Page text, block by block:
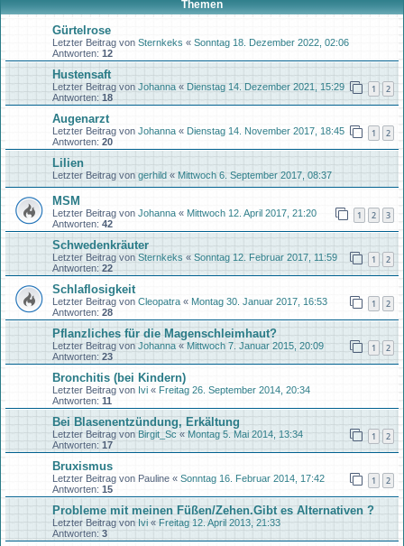
Themen
Gürtelrose
Letzter Beitrag von Sternkeks « Sonntag 18. Dezember 2022, 02:06
Antworten: 12
Hustensaft
Letzter Beitrag von Johanna « Dienstag 14. Dezember 2021, 15:29
Antworten: 18
1 2
Augenarzt
Letzter Beitrag von Johanna « Dienstag 14. November 2017, 18:45
Antworten: 20
1 2
Lilien
Letzter Beitrag von gerhild « Mittwoch 6. September 2017, 08:37
MSM
Letzter Beitrag von Johanna « Mittwoch 12. April 2017, 21:20
Antworten: 42
1 2 3
Schwedenkräuter
Letzter Beitrag von Sternkeks « Sonntag 12. Februar 2017, 11:59
Antworten: 22
1 2
Schlaflosigkeit
Letzter Beitrag von Cleopatra « Montag 30. Januar 2017, 16:53
Antworten: 28
1 2
Pflanzliches für die Magenschleimhaut?
Letzter Beitrag von Johanna « Mittwoch 7. Januar 2015, 20:09
Antworten: 23
1 2
Bronchitis (bei Kindern)
Letzter Beitrag von Ivi « Freitag 26. September 2014, 20:34
Antworten: 11
Bei Blasenentzündung, Erkältung
Letzter Beitrag von Birgit_Sc « Montag 5. Mai 2014, 13:34
Antworten: 17
1 2
Bruxismus
Letzter Beitrag von Pauline « Sonntag 16. Februar 2014, 17:42
Antworten: 15
1 2
Probleme mit meinen Füßen/Zehen.Gibt es Alternativen ?
Letzter Beitrag von Ivi « Freitag 12. April 2013, 21:33
Antworten: 3